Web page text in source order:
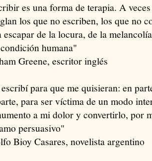
es una forma de terapia. A
los que no escriben, los que no
escapar de la locura, de la
humana"
Greene, escritor inglés
para que me quisieran: en
para ser víctima de un modo
a mi dolor y convertirlo, por
persuasivo"
Bioy Casares, novelista argentino